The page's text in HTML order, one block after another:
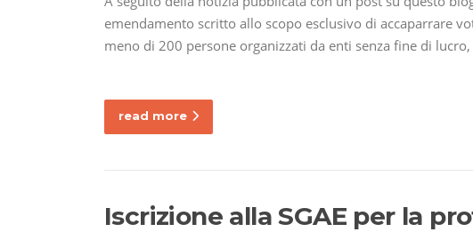
emendamento scritto allo scopo esclusivo di accaparrare
meno di 200 persone organizzati da enti senza fine di
read more
Iscrizione alla SGAE per la